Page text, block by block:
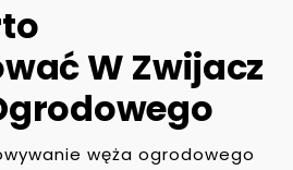
W Zwijacz
węża ogrodowego